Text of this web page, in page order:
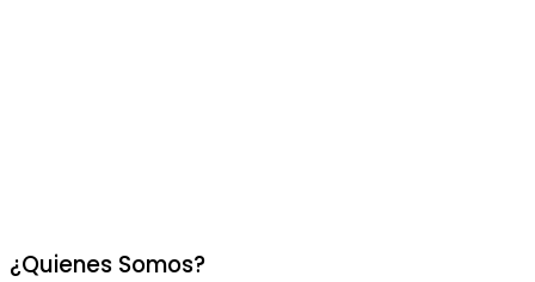
¿Quienes Somos?